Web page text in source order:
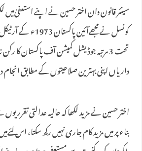
سینئر قانون دان اختر حسین نے اپنے استعفیٰ‌میں
تحت 3 مرتبہ جوڈیشل کمیشن آف پاکستان کا رکن
داریاں اپنی بہترین صلاحیتوں کے مطابق انجام
اختر حسین نے مزید لکھا کہ حالیہ عدالتی
بناء پر میں مزید کام جاری نہیں رکھ سکتا، اس